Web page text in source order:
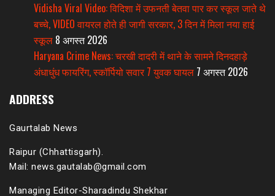
Vidisha Viral Video: विदिशा में उफनती बेतवा पार कर स्कूल जाते थे
बच्चे, VIDEO वायरल होते ही जागी सरकार, 3 दिन में मिला नया हाई
स्कूल 8 अगस्त 2026
Haryana Crime News: चरखी दादरी में थाने के सामने दिनदहाड़े
अंधाधुंध फायरिंग, स्कॉर्पियो सवार 7 युवक घायल 7 अगस्त 2026
ADDRESS
Gaurtalab News
Raipur (Chhattisgarh).
Mail: news.gautalab@gmail.com
Managing Editor-Sharadindu Shekhar